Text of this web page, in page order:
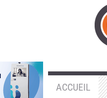
ACCUEIL